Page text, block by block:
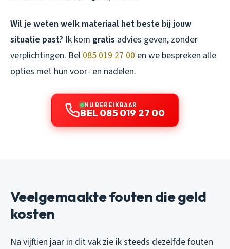
Wil je weten welk materiaal het beste bij jouw
situatie past? Ik kom gratis advies geven, zonder
verplichtingen. Bel 085 019 27 00 en we bespreken alle
opties met hun voor- en nadelen.
NU BEREIKBAAR
BEL 085 019 27 00
Veelgemaakte fouten die geld
kosten
Na vijftien jaar in dit vak zie ik steeds dezelfde fouten